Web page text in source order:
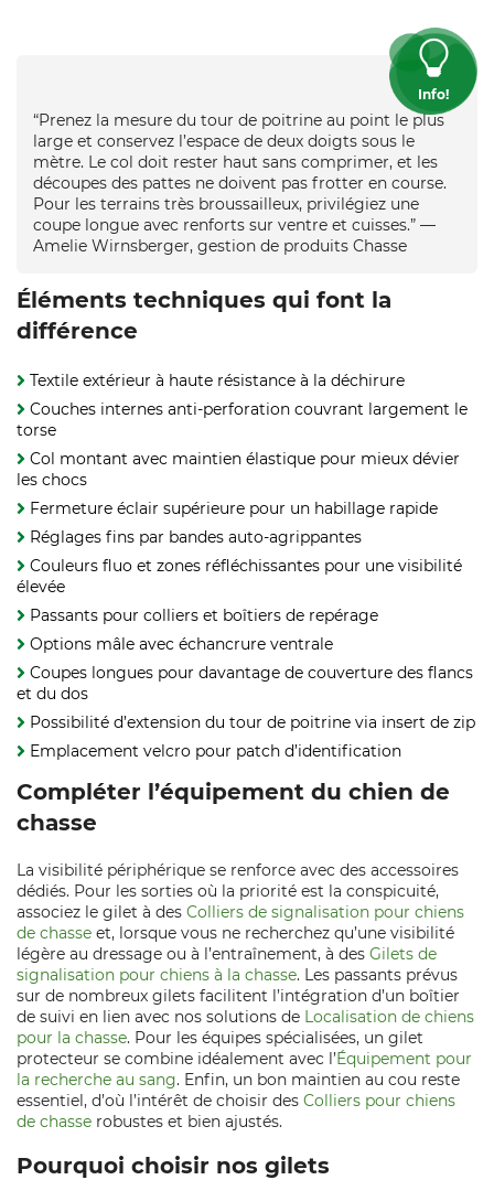
Info!
“Prenez la mesure du tour de poitrine au point le plus
large et conservez l’espace de deux doigts sous le
mètre. Le col doit rester haut sans comprimer, et les
découpes des pattes ne doivent pas frotter en course.
Pour les terrains très broussailleux, privilégiez une
coupe longue avec renforts sur ventre et cuisses.” —
Amelie Wirnsberger, gestion de produits Chasse
Éléments techniques qui font la
différence
Textile extérieur à haute résistance à la déchirure
Couches internes anti‑perforation couvrant largement le
torse
Col montant avec maintien élastique pour mieux dévier
les chocs
Fermeture éclair supérieure pour un habillage rapide
Réglages fins par bandes auto‑agrippantes
Couleurs fluo et zones réfléchissantes pour une visibilité
élevée
Passants pour colliers et boîtiers de repérage
Options mâle avec échancrure ventrale
Coupes longues pour davantage de couverture des flancs
et du dos
Possibilité d’extension du tour de poitrine via insert de zip
Emplacement velcro pour patch d’identification
Compléter l’équipement du chien de
chasse
La visibilité périphérique se renforce avec des accessoires
dédiés. Pour les sorties où la priorité est la conspicuité,
associez le gilet à des Colliers de signalisation pour chiens
de chasse et, lorsque vous ne recherchez qu’une visibilité
légère au dressage ou à l’entraînement, à des Gilets de
signalisation pour chiens à la chasse. Les passants prévus
sur de nombreux gilets facilitent l’intégration d’un boîtier
de suivi en lien avec nos solutions de Localisation de chiens
pour la chasse. Pour les équipes spécialisées, un gilet
protecteur se combine idéalement avec l’Équipement pour
la recherche au sang. Enfin, un bon maintien au cou reste
essentiel, d’où l’intérêt de choisir des Colliers pour chiens
de chasse robustes et bien ajustés.
Pourquoi choisir nos gilets